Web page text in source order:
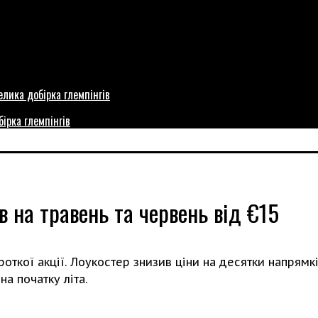
глемпінгів
травень та червень від €15
акції. Лоукостер знизив ціни на десятки
початку літа.